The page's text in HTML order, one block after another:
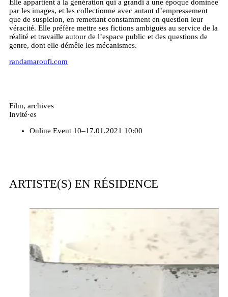
Elle appartient à la génération qui a grandi à une époque dominée
par les images, et les collectionne avec autant d’empressement
que de suspicion, en remettant constamment en question leur
véracité. Elle préfère mettre ses fictions ambiguës au service de la
réalité et travaille autour de l’espace public et des questions de
genre, dont elle démêle les mécanismes.
randamaroufi.com
Film, archives
Invité·es
Online Event 10–17.01.2021 10:00
ARTISTE(S) EN RÉSIDENCE